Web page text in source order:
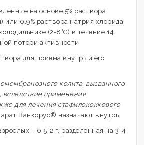
на основе 5% раствора
или 0.9% раствора натрия хлорида,
(2-8°С) в течение 14
потери активности.
для приема внутрь и его
колита, вызванного
применения
для лечения стафилококкового
Ванкорус® назначают внутрь.
– 0.5-2 г, разделенная на 3-4